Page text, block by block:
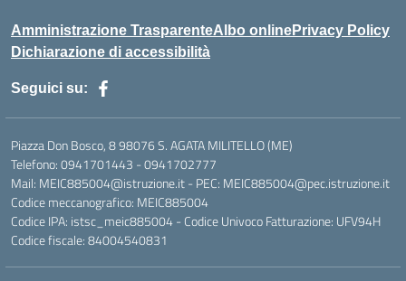
Amministrazione TrasparenteAlbo onlinePrivacy Policy
Dichiarazione di accessibilità
Seguici su:
Piazza Don Bosco, 8 98076 S. AGATA MILITELLO (ME)
Telefono: 0941701443 - 0941702777
Mail: MEIC885004@istruzione.it - PEC: MEIC885004@pec.istruzione.it
Codice meccanografico: MEIC885004
Codice IPA: istsc_meic885004 - Codice Univoco Fatturazione: UFV94H
Codice fiscale: 84004540831